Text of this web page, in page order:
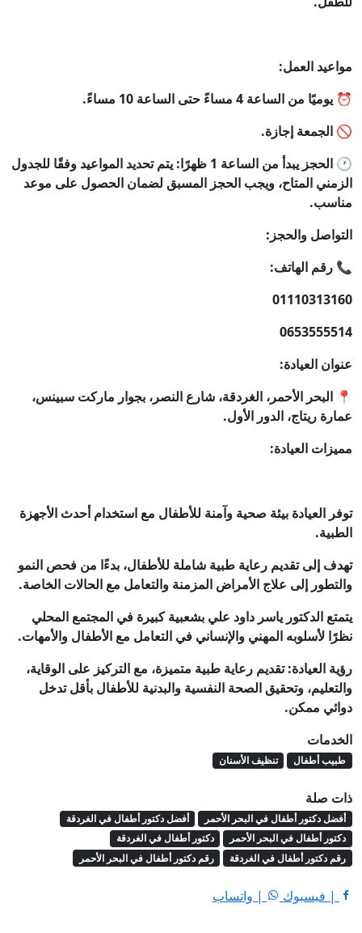
مواعيد العمل:
⏰ يوميًا من الساعة 4 مساءً حتى الساعة 10 مساءً.
🚫 الجمعة إجازة.
🕐 الحجز يبدأ من الساعة 1 ظهرًا: يتم تحديد المواعيد وفقًا للجدول
الزمني المتاح، ويجب الحجز المسبق لضمان الحصول على موعد
مناسب.
التواصل والحجز:
📞 رقم الهاتف:
01110313160
0653555514
عنوان العيادة:
📍 البحر الأحمر، الغردقة، شارع النصر، بجوار ماركت سبينس،
عمارة ريتاج، الدور الأول.
مميزات العيادة:
توفر العيادة بيئة صحية وآمنة للأطفال مع استخدام أحدث الأجهزة
الطبية.
تهدف إلى تقديم رعاية طبية شاملة للأطفال، بدءًا من فحص النمو
والتطور إلى علاج الأمراض المزمنة والتعامل مع الحالات الخاصة.
يتمتع الدكتور ياسر داود علي بشعبية كبيرة في المجتمع المحلي
نظرًا لأسلوبه المهني والإنساني في التعامل مع الأطفال والأمهات.
رؤية العيادة: تقديم رعاية طبية متميزة، مع التركيز على الوقاية،
والتعليم، وتحقيق الصحة النفسية والبدنية للأطفال بأقل تدخل
دوائي ممكن.
الخدمات
طبيب أطفال تنظيف الأسنان
ذات صلة
أفضل دكتور أطفال في البحر الأحمر
أفضل دكتور أطفال في الغردقة
دكتور أطفال في البحر الأحمر
دكتور أطفال في الغردقة
رقم دكتور أطفال في الغردقة
رقم دكتور أطفال في البحر الأحمر
| فيسبوك | واتساب